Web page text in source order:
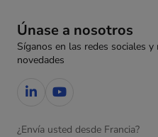
Únase a nosotros
Síganos en las redes sociales
novedades
¿Envía usted desde Francia?